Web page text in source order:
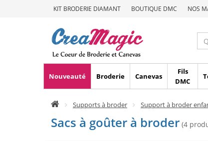
KIT BRODERIE DIAMANT BOUTIQUE DMC NOS
Nouveauté Broderie Canevas
Fils
DMC
Supports à broder Support à broder
Sacs à goûter à broder (4